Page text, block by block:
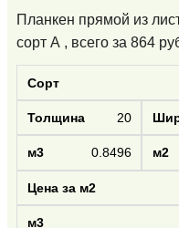
Планкен прямой из
сорт А , всего за 864
20
0.8496